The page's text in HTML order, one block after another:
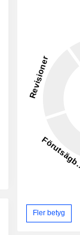
Fler betyg